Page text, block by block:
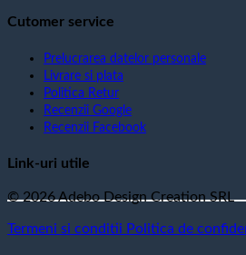
Cutomer service
Prelucrarea datelor personale
Livrare si plata
Politica Retur
Recenzii Google
Recenzii Facebook
Link-uri utile
© 2026 Adebo Design Creation SRL
Termeni si conditii Politica de